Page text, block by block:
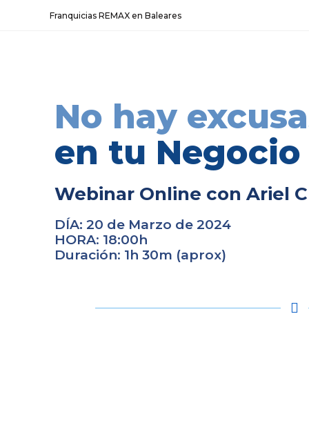
Franquicias REMAX en Baleares
No hay
en tu Negocio
Webinar Online con Ariel
DÍA: 20 de Marzo de 2024
HORA: 18:00h
Duración: 1h 30m (aprox)